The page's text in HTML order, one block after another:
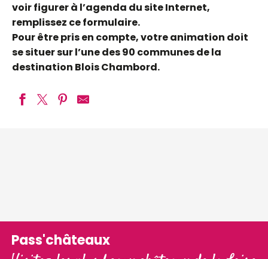
voir figurer à l’agenda du site Internet,
remplissez ce formulaire.
Pour être pris en compte, votre animation doit
se situer sur l’une des 90 communes de la
destination Blois Chambord.
Pass'châteaux